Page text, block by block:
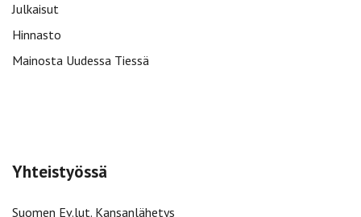
Julkaisut
Hinnasto
Mainosta Uudessa Tiessä
Yhteistyössä
Suomen Ev.lut. Kansanlähetys